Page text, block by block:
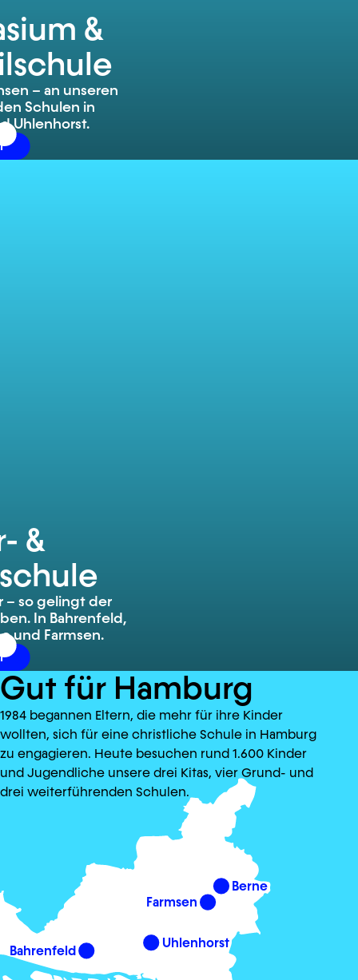
&
– an unseren
Schulen in
Uhlenhorst.
&
– so gelingt der
In Bahrenfeld,
und Farmsen.
Gut für Hamburg
1984 begannen Eltern, die mehr für ihre Kinder
wollten, sich für eine christliche Schule in Hamburg
zu engagieren. Heute besuchen rund 1.600 Kinder
und Jugendliche unsere drei Kitas, vier Grund- und
drei weiterführenden Schulen.
Bahrenfeld
Berne
Farmsen
Uhlenhorst